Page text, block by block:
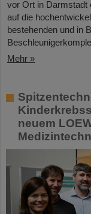
vor Ort in Darmstadt
auf die
bestehenden und in
Mehr »
neuem